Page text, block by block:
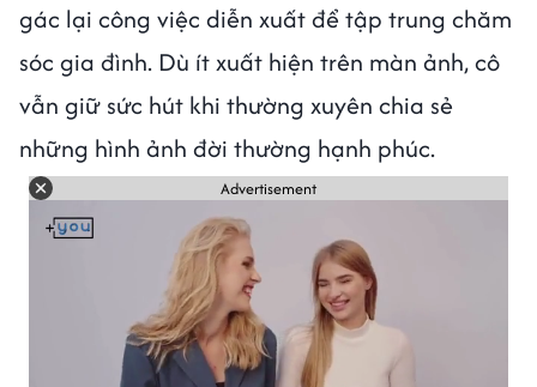
gác lại công việc diễn xuất để tập trung chăm
sóc gia đình. Dù ít xuất hiện trên màn ảnh, cô
vẫn giữ sức hút khi thường xuyên chia sẻ
những hình ảnh đời thường hạnh phúc.
Advertisement